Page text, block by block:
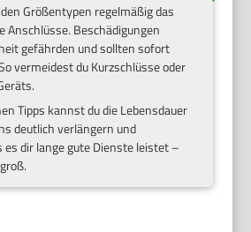
Größentypen regelmäßig das
Anschlüsse. Beschädigungen
gefährden und sollten sofort
vermeidest du Kurzschlüsse oder
Tipps kannst du die Lebensdauer
deutlich verlängern und
es dir lange gute Dienste leistet –